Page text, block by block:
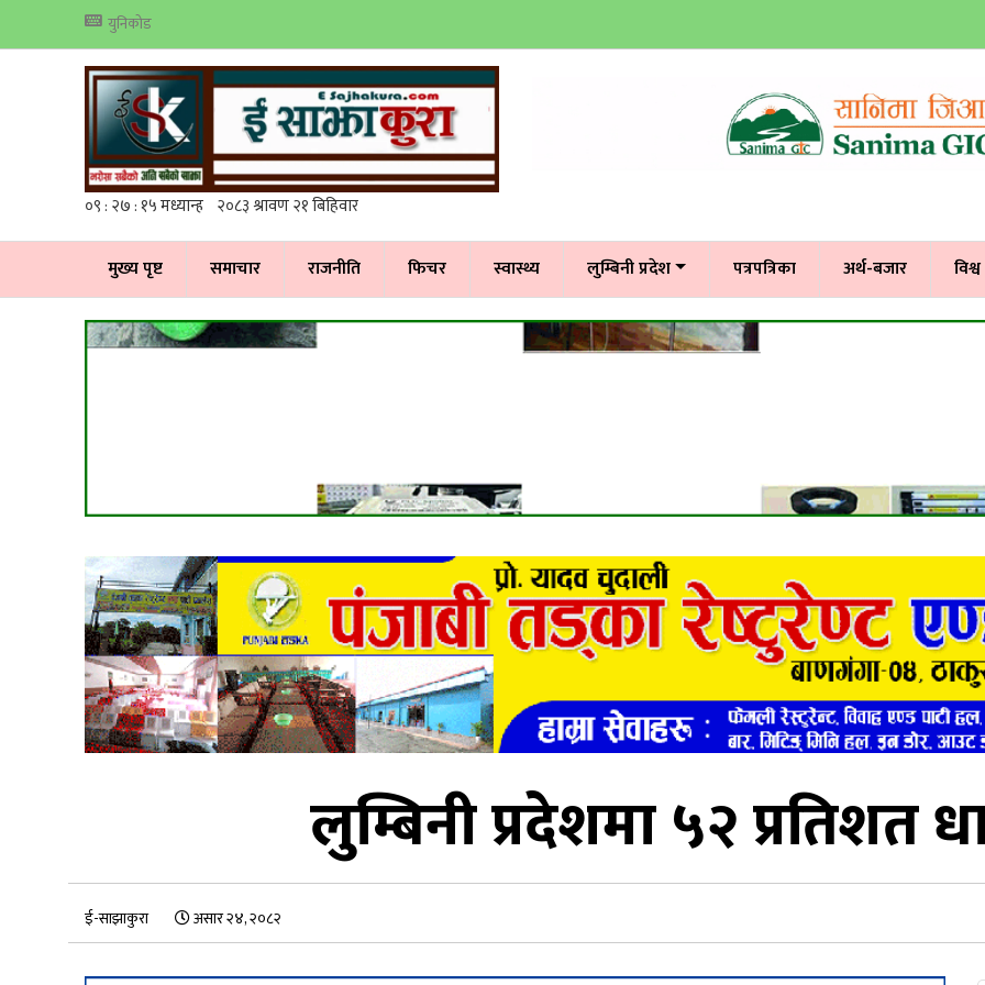
युनिकोड
मुख्य पृष्ट समाचार राजनीति फिचर स्वास्थ्य लुम्बिनी प्रदेश पत्रपत्रिका अर्थ-बजार विश्व
लुम्बिनी प्रदेशमा ५२ प्रतिशत
ई-साझाकुरा असार २४, २०८२